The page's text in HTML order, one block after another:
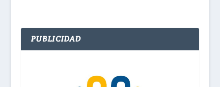
PUBLICIDAD